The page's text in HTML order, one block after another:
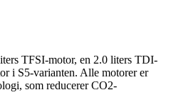
TFSI-motor, en 2.0 liters TDI-
i S5-varianten. Alle motorer er
som reducerer CO2-